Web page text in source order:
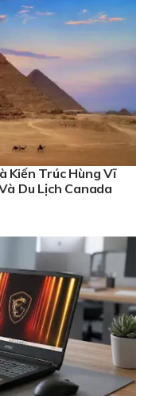
Kiến Trúc Hùng Vĩ
Du Lịch Canada